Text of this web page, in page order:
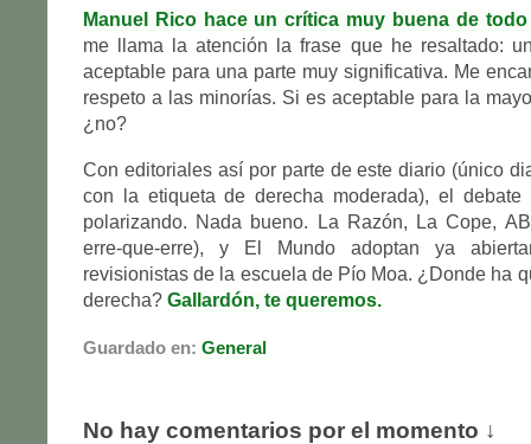
Manuel Rico hace un crítica muy buena de
me llama la atención la frase que he resaltado:
aceptable para una parte muy significativa. Me
respeto a las minorías. Si es aceptable para la
¿no?
Con editoriales así por parte de este diario (único
con la etiqueta de derecha moderada), el debate
polarizando. Nada bueno. La Razón, La Cope,
erre-que-erre), y El Mundo adoptan ya
revisionistas de la escuela de Pío Moa. ¿Donde ha
derecha? Gallardón, te queremos.
Guardado en: General
No hay comentarios por el momento ↓